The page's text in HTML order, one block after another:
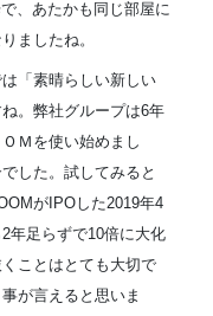
、あたかも同じ部屋に
ましたね。
「素晴らしい新しい
。弊社グループは6年
Ｍを使い始めまし
した。試してみると
がIPOした2019年4
年足らずで10倍に大化
ことはとても大切で
が言えると思いま